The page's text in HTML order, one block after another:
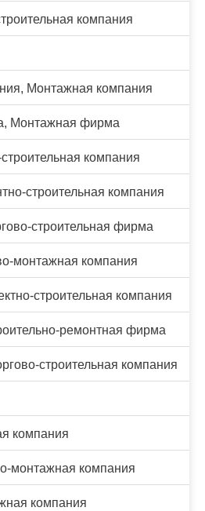
компания
Монтажная компания
Монтажная фирма
компания
строительная компания
строительная фирма
монтажная компания
строительная компания
ремонтная фирма
строительная компания
компания
монтажная компания
компания